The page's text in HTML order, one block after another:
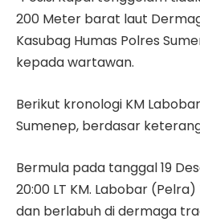
200 Meter barat laut
Kasubag Humas Polres
kepada wartawan.
Berikut kronologi KM
Sumenep, berdasar
Bermula pada tanggal 19
20:00 LT KM. Labobar
dan berlabuh di dermaga